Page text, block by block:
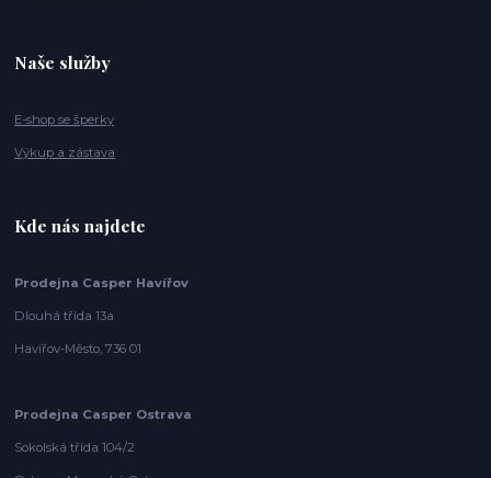
Naše služby
E-shop se šperky
Výkup a zástava
Kde nás najdete
Prodejna Casper Havířov
Dlouhá třída 13a
Havířov-Město, 736 01
Prodejna Casper Ostrava
Sokolská třída 104/2